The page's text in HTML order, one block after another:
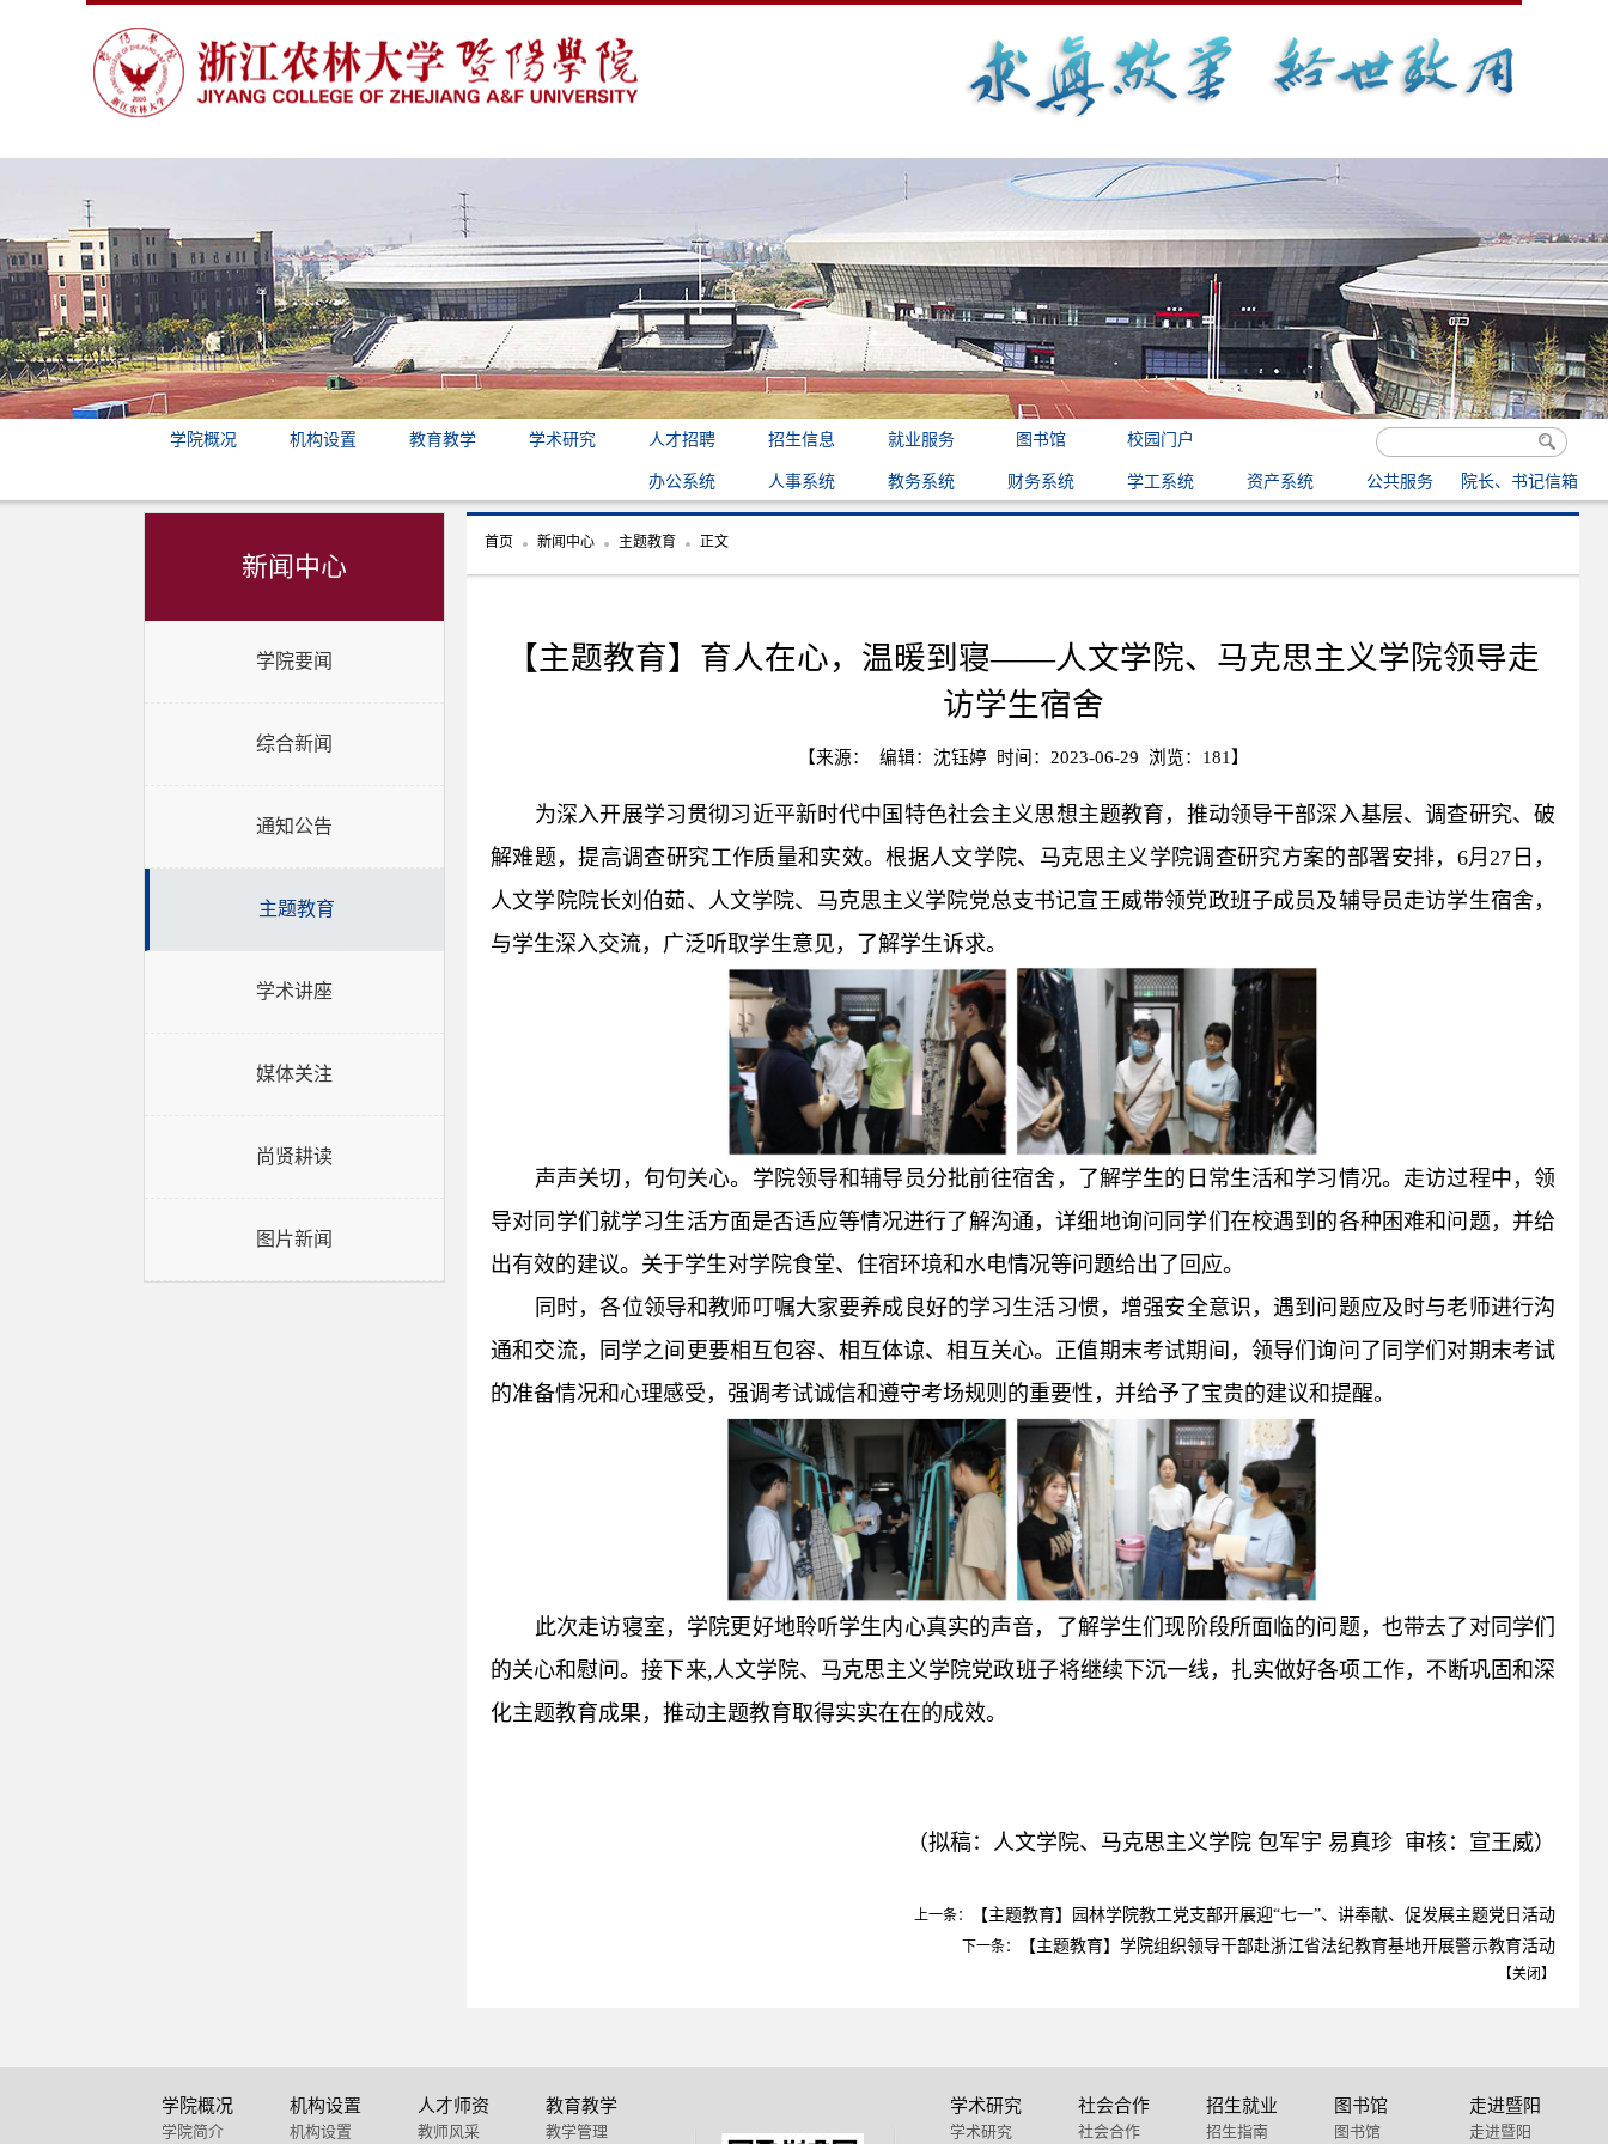
学院概况 机构设置 教育教学 学术研究 人才招聘 招生信息 就业服务 图书馆 校园门户
办公系统 人事系统 教务系统 财务系统 学工系统 资产系统 公共服务 院长、书记信箱
新闻中心
学院要闻
综合新闻
通知公告
主题教育
学术讲座
媒体关注
尚贤耕读
图片新闻
首页 新闻中心 主题教育 正文
【主题教育】育人在心，温暖到寝——人文学院、马克思主义学院领导走
访学生宿舍
【来源： 编辑：沈钰婷 时间：2023-06-29 浏览： 181 】
为深入开展学习贯彻习近平新时代中国特色社会主义思想主题教育，推动领导干部深入基层、调查研究、破
解难题，提高调查研究工作质量和实效。根据人文学院、马克思主义学院调查研究方案的部署安排，6月27日，
人文学院院长刘伯茹、人文学院、马克思主义学院党总支书记宣王威带领党政班子成员及辅导员走访学生宿舍，
与学生深入交流，广泛听取学生意见，了解学生诉求。
声声关切，句句关心。学院领导和辅导员分批前往宿舍，了解学生的日常生活和学习情况。走访过程中，领
导对同学们就学习生活方面是否适应等情况进行了解沟通，详细地询问同学们在校遇到的各种困难和问题，并给
出有效的建议。关于学生对学院食堂、住宿环境和水电情况等问题给出了回应。
同时，各位领导和教师叮嘱大家要养成良好的学习生活习惯，增强安全意识，遇到问题应及时与老师进行沟
通和交流，同学之间更要相互包容、相互体谅、相互关心。正值期末考试期间，领导们询问了同学们对期末考试
的准备情况和心理感受，强调考试诚信和遵守考场规则的重要性，并给予了宝贵的建议和提醒。
此次走访寝室，学院更好地聆听学生内心真实的声音，了解学生们现阶段所面临的问题，也带去了对同学们
的关心和慰问。接下来,人文学院、马克思主义学院党政班子将继续下沉一线，扎实做好各项工作，不断巩固和深
化主题教育成果，推动主题教育取得实实在在的成效。
（拟稿：人文学院、马克思主义学院 包军宇 易真珍 审核：宣王威）
上一条： 【主题教育】园林学院教工党支部开展迎“七一”、讲奉献、促发展主题党日活动
下一条： 【主题教育】学院组织领导干部赴浙江省法纪教育基地开展警示教育活动
【关闭】
学院概况
学院简介
机构设置
机构设置
人才师资
教师风采
教育教学
教学管理
学术研究
学术研究
社会合作
社会合作
招生就业
招生指南
图书馆
图书馆
走进暨阳
走进暨阳